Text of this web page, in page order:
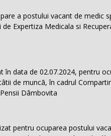
a postului vacant de medic
Expertiza Medicala si
data de 02.07.2024, pentru
de muncã, în cadrul
Dâmbovita
pentru ocuparea postului